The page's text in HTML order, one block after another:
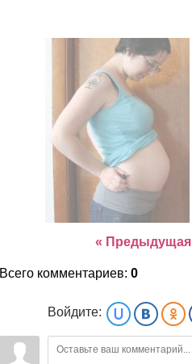
« Предыдущая
Всего комментариев: 0
Войдите: